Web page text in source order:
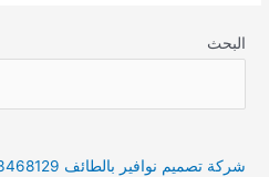
البحث
شركة تصميم نوافير بالطائف 0543468129 تنفيذ نوافير